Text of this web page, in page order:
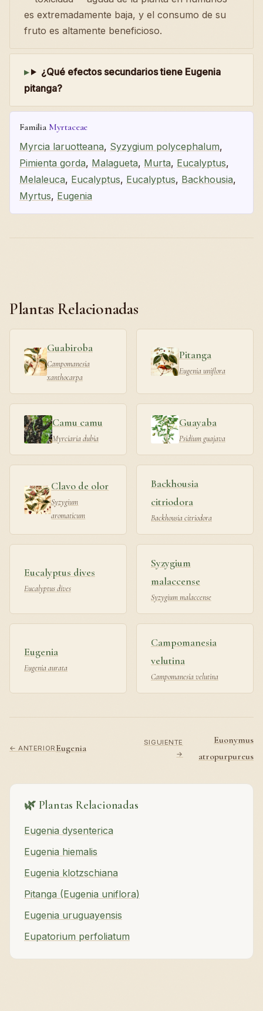
es extremadamente baja, y el consumo de su
fruto es altamente beneficioso.
¿Qué efectos secundarios tiene Eugenia
pitanga?
Familia Myrtaceae
Myrcia laruotteana, Syzygium polycephalum,
Pimienta gorda, Malagueta, Murta, Eucalyptus,
Melaleuca, Eucalyptus, Eucalyptus, Backhousia,
Myrtus, Eugenia
Plantas Relacionadas
Guabiroba
Campomanesia
xanthocarpa
Pitanga
Eugenia uniflora
Camu camu
Myrciaria dubia
Guayaba
Psidium guajava
Clavo de olor
Syzygium
aromaticum
Backhousia
citriodora
Backhousia citriodora
Eucalyptus dives
Eucalyptus dives
Syzygium
malaccense
Syzygium malaccense
Eugenia
Eugenia aurata
Campomanesia
velutina
Campomanesia velutina
← ANTERIOREugenia
SIGUIENTE
→
Euonymus
atropurpureus
🌿 Plantas Relacionadas
Eugenia dysenterica
Eugenia hiemalis
Eugenia klotzschiana
Pitanga (Eugenia uniflora)
Eugenia uruguayensis
Eupatorium perfoliatum